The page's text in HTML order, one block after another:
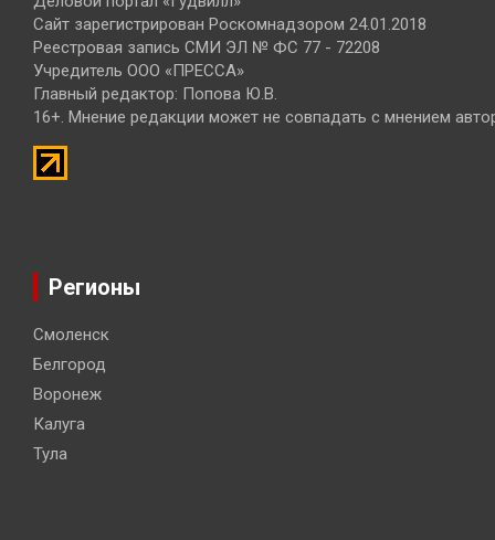
Сайт зарегистрирован Роскомнадзором 24.01.2018
Реестровая запись СМИ ЭЛ № ФС 77 - 72208
Учредитель ООО «ПРЕССА»
Главный редактор: Попова Ю.В.
16+. Мнение редакции может не совпадать с мнением
Регионы
Смоленск
Белгород
Воронеж
Калуга
Тула